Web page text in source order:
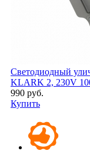
Светодиодный
KLARK 2, 230V
990 руб.
Купить